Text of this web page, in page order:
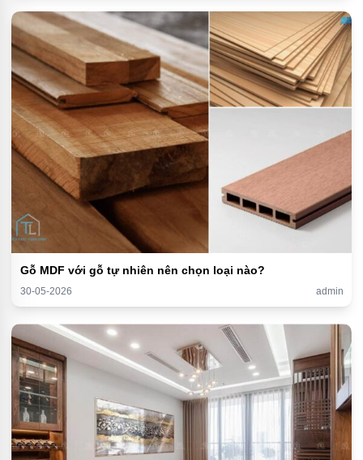
Gỗ MDF với gỗ tự nhiên nên chọn loại nào?
30-05-2026 admin